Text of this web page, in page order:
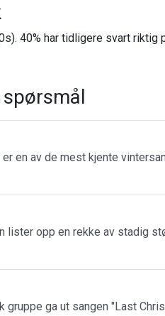
40% har tidligere svart
en av de mest kjente
lister opp en rekke av stadig
gruppe ga ut sangen "Last